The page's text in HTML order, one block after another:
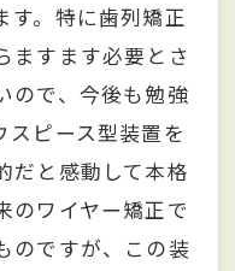
す。特に歯列矯正
ますます必要とさ
ので、今後も勉強
スピース型装置を
だと感動して本格
のワイヤー矯正で
のですが、この装